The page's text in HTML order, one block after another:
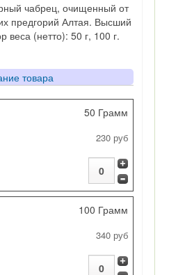
чабрец, очищенный от
предгорий Алтая. Высший
веса (нетто): 50 г, 100 г.
товара
50 Грамм
230 руб
100 Грамм
340 руб